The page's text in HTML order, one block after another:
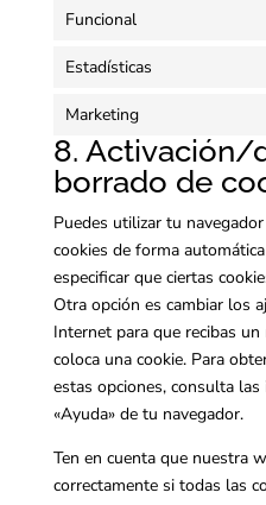
Funcional
Estadísticas
Marketing
8. Activación/
borrado de
Puedes utilizar tu
cookies de forma
especificar que ciertas
Otra opción es cambiar los
Internet para que recibas un
coloca una cookie. Para
estas opciones, consulta
«Ayuda» de tu navegador.
Ten en cuenta que nuestra
correctamente si todas las